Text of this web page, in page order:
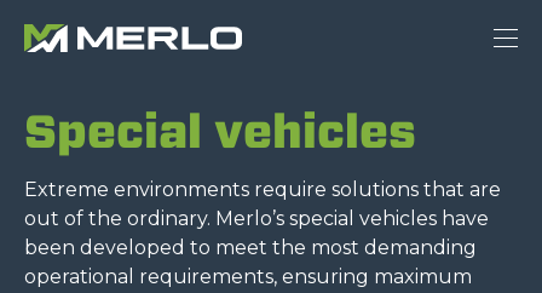
Special vehicles
Extreme environments require solutions that are
out of the ordinary. Merlo’s special vehicles have
been developed to meet the most demanding
operational requirements, ensuring maximum